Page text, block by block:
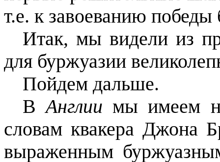
т.е. к завоеванию победы
Итак, мы видели из
для буржуазии
Пойдем дальше.
ВАнглии мы имеем
словам квакера Джона
выраженным